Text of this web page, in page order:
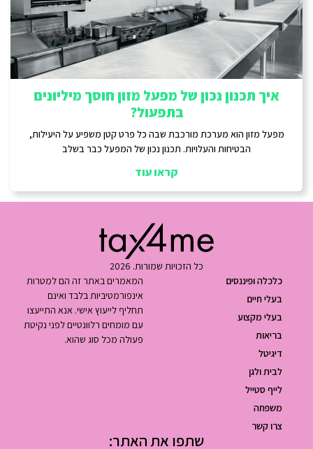
איך תכנון נכון של מפעל מזון חוסך מיליונים
בתפעול?
מפעל מזון הוא מערכת מורכבת שבה כל פרט קטן משפיע על היעילות,
הבטיחות והעלויות. תכנון נכון של המפעל כבר בשלב
קראו עוד
כל הזכויות שמורות. 2026
כלכלה ופיננסים
בעלי חיים
בעלי מקצוע
בריאות
דיגיטל
לבית ולגן
לייף סטייל
משפחה
צרו קשר
המאמרים באתר זה הם למטרות
אינפורמטיביות בלבד ואינם
תחליף לייעוץ אישי. אנא התייעצו
עם מומחים רלוונטיים לפני נקיטת
פעולה מכל סוג שהוא.
שתפו את האתר: